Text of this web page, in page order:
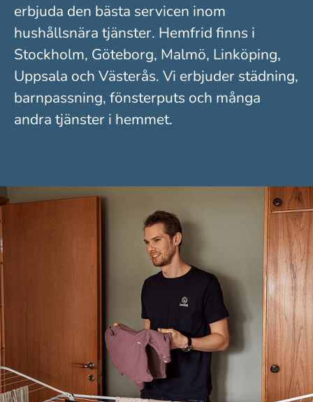
erbjuda den bästa servicen inom
hushållsnära tjänster. Hemfrid finns i
Stockholm, Göteborg, Malmö, Linköping,
Uppsala och Västerås. Vi erbjuder städning,
barnpassning, fönsterputs och många
andra tjänster i hemmet.